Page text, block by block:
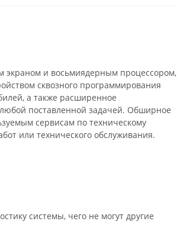
экраном и восьмиядерным процессором,
сквозного программирования
а также расширенное
поставленной задачей. Обширное
сервисам по техническому
или технического обслуживания.
системы, чего не могут другие